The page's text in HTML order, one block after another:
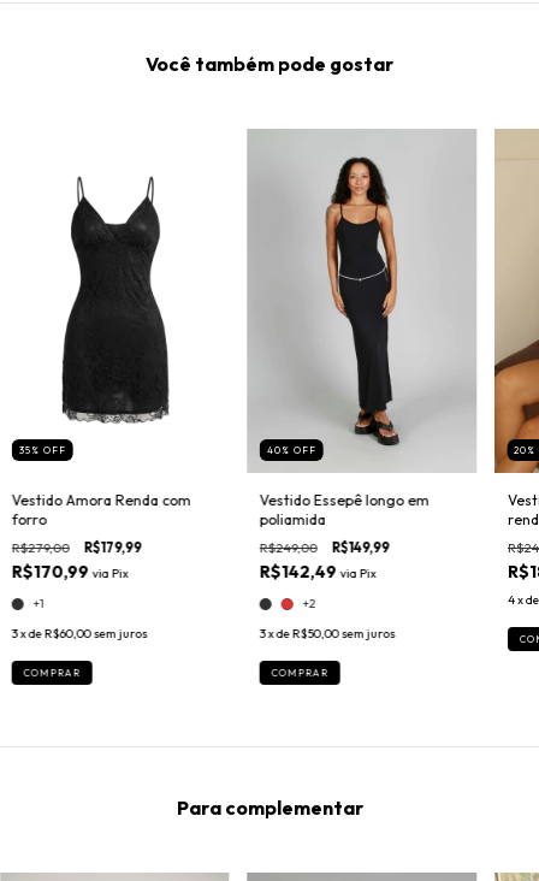
Você também pode gostar
35 % OFF
Vestido Amora Renda com
forro
R$279,00 R$179,99
R$170,99via Pix
+1
3x deR$60,00sem juros
COMPRAR
40 % OFF
Vestido Essepê longo em
poliamida
R$249,00 R$149,99
R$142,49via Pix
+2
3x deR$50,00sem juros
COMPRAR
20 %
4x
Para complementar